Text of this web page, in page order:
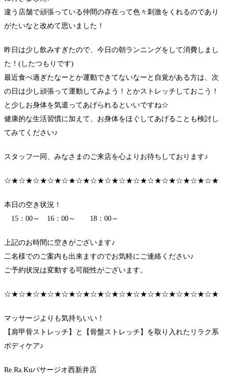
違う店舗で頑張っている仲間の存在って色々刺激をくれるのであり
がたいなと改めて思いました！
昨日は少し飲みすぎたので、今日の朝ランニングをして消費しまし
た！(したつもりです)
最近食べ過ぎたなーとか運動できてないなーと自覚がある方は、次
の日は少し頑張って運動してみよう！とかストレッチしておこう！
と少しお身体を気遣ってあげられるといいですね☆
健康的な生活習慣に加えて、お身体をほぐしてあげることも検討し
てみてください♪
スタッフ一同、みなさまのご来店を心よりお待ちしております♪
☆★☆★☆★☆★☆★☆★☆★☆★☆★☆★☆★☆★☆★☆★☆★
本日の空き状況！
15：00～ 16：00～ 18：00～
上記のお時間に空きがございます♪
二名様でのご案内も出来ますのでお気軽にご連絡ください♪
ご予約状況は変動する可能性がございます。
☆★☆★☆★☆★☆★☆★☆★☆★☆★☆★☆★☆★☆★☆★☆★
マッサージよりも気持ちいい！
【肩甲骨ストレッチ】と【骨盤ストレッチ】を取り入れたリラク系
ボディケア♪
Re.Ra.Kuパサージオ西新井店